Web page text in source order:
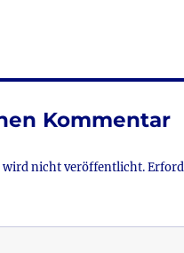
b
o
k
r
Kommentar
wird nicht veröffentlicht.